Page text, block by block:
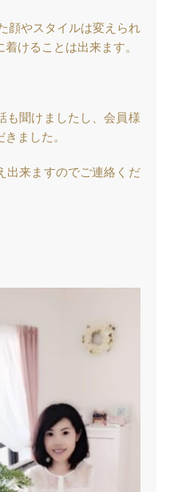
顔やスタイルは変えられ
けることは出来ます。
も聞けましたし、会員様
ました。
出来ますのでご連絡くだ